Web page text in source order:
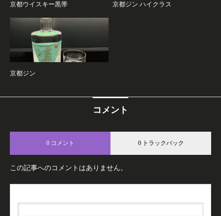
京都ウイスキー黒帯 京都ジン ハイクラス
京都ジン
コメント
0 コメント 0 トラックバック
この記事へのコメントはありません。